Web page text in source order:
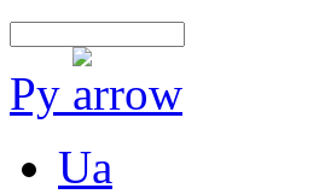
Ру
Ua